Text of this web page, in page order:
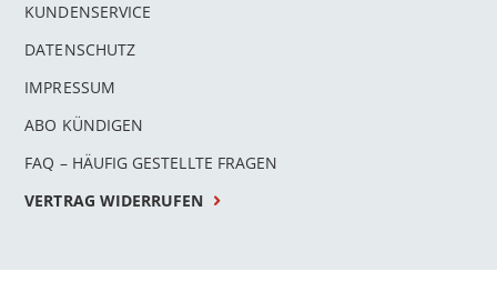
KUNDENSERVICE
DATENSCHUTZ
IMPRESSUM
ABO KÜNDIGEN
FAQ – HÄUFIG GESTELLTE FRAGEN
VERTRAG WIDERRUFEN